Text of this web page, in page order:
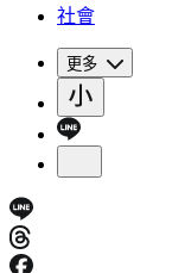
社會
更多